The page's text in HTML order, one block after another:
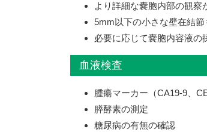
より詳細な嚢胞内部の観察
5mm以下の小さな壁在結節
必要に応じて嚢胞内容液の
血液検査
腫瘍マーカー（CA19-9、
膵酵素の測定
糖尿病の有無の確認